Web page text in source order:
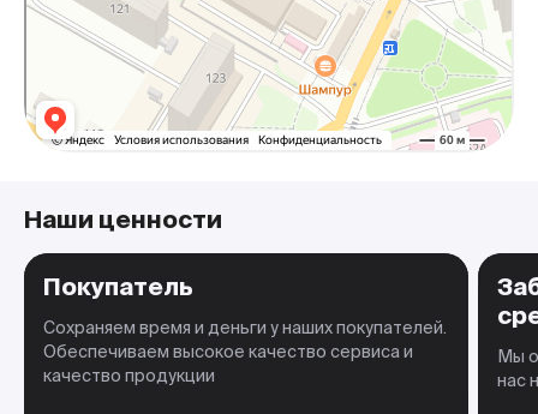
Наши ценности
Покупатель
Сохраняем время и деньги у наших покупателей.
Обеспечиваем высокое качество сервиса и
качество продукции
Мы
нас